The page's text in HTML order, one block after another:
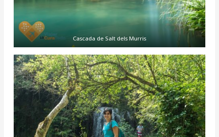
Cascada de Salt dels Murris